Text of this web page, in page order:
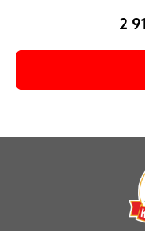
2